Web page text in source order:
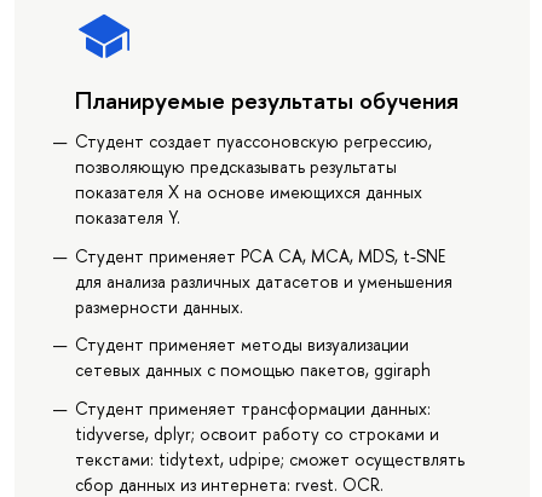
Планируемые результаты обучения
Студент создает пуассоновскую регрессию,
позволяющую предсказывать результаты
показателя X на основе имеющихся данных
показателя Y.
Студент применяет PCA CA, MCA, MDS, t-SNE
для анализа различных датасетов и уменьшения
размерности данных.
Студент применяет методы визуализации
сетевых данных c помощью пакетов, ggiraph
Студент применяет трансформации данных:
tidyverse, dplyr; освоит работу со строками и
текстами: tidytext, udpipe; сможет осуществлять
сбор данных из интернета: rvest. OCR.